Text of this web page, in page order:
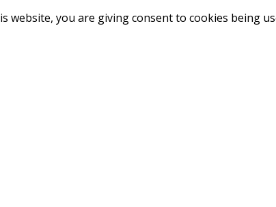
website, you are giving consent to cookies being